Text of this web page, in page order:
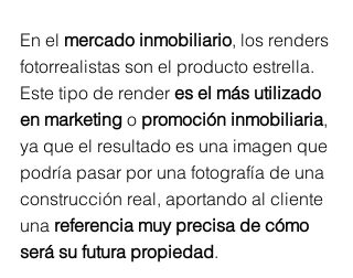
En el mercado inmobiliario, los renders
fotorrealistas son el producto estrella.
Este tipo de render es el más utilizado
en marketing o promoción inmobiliaria,
ya que el resultado es una imagen que
podría pasar por una fotografía de una
construcción real, aportando al cliente
una referencia muy precisa de cómo
será su futura propiedad.